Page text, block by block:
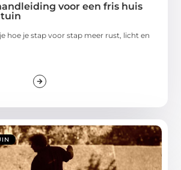
voor een fris huis
hoe je stap voor stap meer rust, licht en